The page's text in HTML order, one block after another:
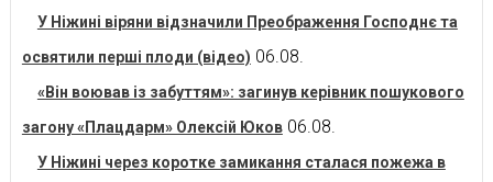
У Ніжині віряни відзначили Преображення Господнє та
освятили перші плоди (відео) 06.08.
«Він воював із забуттям»: загинув керівник пошукового
загону «Плацдарм» Олексій Юков 06.08.
У Ніжині через коротке замикання сталася пожежа в